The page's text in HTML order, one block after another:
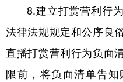
8.建立打赏营利行为
法律法规规定和公序良
直播打赏营利行为负面
限前，将负面清单告